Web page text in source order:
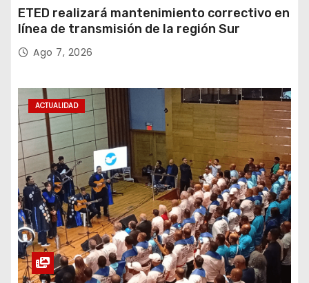
ETED realizará mantenimiento correctivo en
línea de transmisión de la región Sur
Ago 7, 2026
ACTUALIDAD